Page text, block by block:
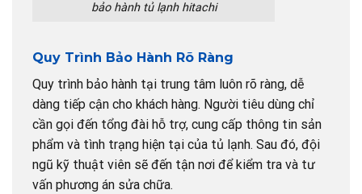
bảo hành tủ lạnh hitachi
Quy Trình Bảo Hành Rõ Ràng
Quy trình bảo hành tại trung tâm luôn rõ ràng, dễ
dàng tiếp cận cho khách hàng. Người tiêu dùng chỉ
cần gọi đến tổng đài hỗ trợ, cung cấp thông tin sản
phẩm và tình trạng hiện tại của tủ lạnh. Sau đó, đội
ngũ kỹ thuật viên sẽ đến tận nơi để kiểm tra và tư
vấn phương án sửa chữa.